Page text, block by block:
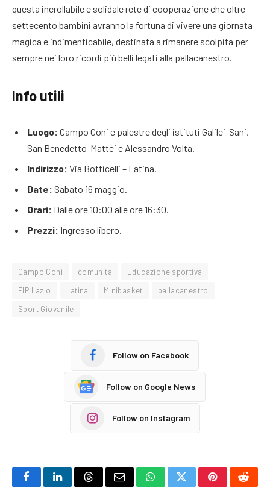
questa incrollabile e solidale rete di cooperazione che oltre
settecento bambini avranno la fortuna di vivere una giornata
magica e indimenticabile, destinata a rimanere scolpita per
sempre nei loro ricordi più belli legati alla pallacanestro.
Info utili
Luogo: Campo Coni e palestre degli istituti Galilei-Sani,
San Benedetto-Mattei e Alessandro Volta.
Indirizzo: Via Botticelli – Latina.
Date: Sabato 16 maggio.
Orari: Dalle ore 10:00 alle ore 16:30.
Prezzi: Ingresso libero.
Campo Coni comunità
Educazione sportiva
FIP Lazio
Latina Minibasket
pallacanestro
Sport Giovanile
Follow on Facebook
Follow on Google News
Follow on Instagram
FacebookLinkedInThreadsEmail WhatsAppTwitterPinterest